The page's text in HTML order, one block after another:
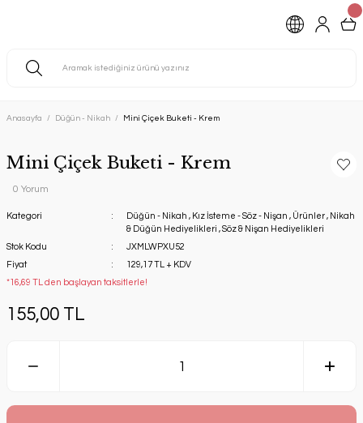
Anasayfa Düğün - Nikah Mini Çiçek Buketi - Krem
Mini Çiçek Buketi - Krem
0 Yorum
Kategori Düğün - Nikah , Kız İsteme - Söz - Nişan , Ürünler , Nikah
& Düğün Hediyelikleri ,Söz & Nişan Hediyelikleri
Stok Kodu
JXMLWPXU52
Fiyat
129,17 TL + KDV
*16,69 TL den başlayan taksitlerle!
155,00 TL